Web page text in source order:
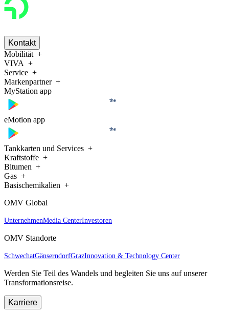
Kontakt
Mobilität
VIVA
Service
Markenpartner
MyStation app
eMotion app
Tankkarten und Services
Kraftstoffe
Bitumen
Gas
Basischemikalien
OMV Global
UnternehmenMedia CenterInvestoren
OMV Standorte
SchwechatGänserndorfGrazInnovation & Technology Center
Werden Sie Teil des Wandels und begleiten Sie uns auf unserer
Transformationsreise.
Karriere